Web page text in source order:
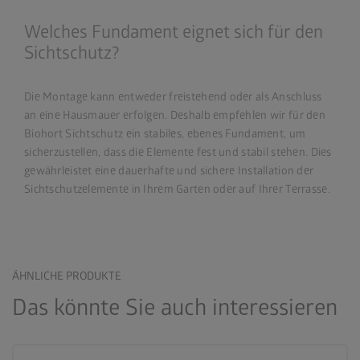
Welches Fundament eignet sich für den
Sichtschutz?
Die Montage kann entweder freistehend oder als Anschluss
an eine Hausmauer erfolgen. Deshalb empfehlen wir für den
Biohort Sichtschutz ein stabiles, ebenes Fundament, um
sicherzustellen, dass die Elemente fest und stabil stehen. Dies
gewährleistet eine dauerhafte und sichere Installation der
Sichtschutzelemente in Ihrem Garten oder auf Ihrer Terrasse.
ÄHNLICHE PRODUKTE
Das könnte Sie auch interessieren